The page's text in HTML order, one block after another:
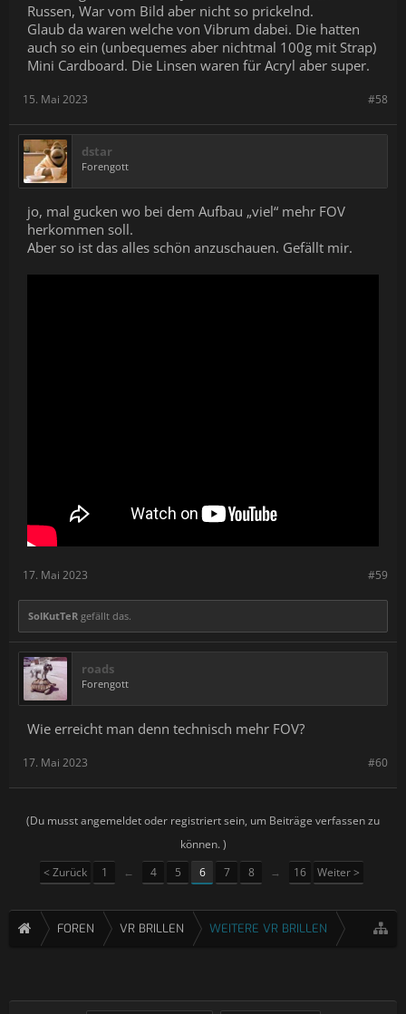
Russen, War vom Bild aber nicht so prickelnd.
Glaub da waren welche von Vibrum dabei. Die hatten
auch so ein (unbequemes aber nichtmal 100g mit Strap)
Mini Cardboard. Die Linsen waren für Acryl aber super.
#58
15. Mai 2023
dstar
Forengott
jo, mal gucken wo bei dem Aufbau „viel“ mehr FOV
herkommen soll.
Aber so ist das alles schön anzuschauen. Gefällt mir.
#59
17. Mai 2023
SolKutTeR gefällt das.
roads
Forengott
Wie erreicht man denn technisch mehr FOV?
#60
17. Mai 2023
(Du musst angemeldet oder registriert sein, um Beiträge verfassen zu
können. )
< Zurück
1 ← 4 5 6 7 8 → 16 Weiter >
FOREN VR BRILLEN WEITERE VR BRILLEN